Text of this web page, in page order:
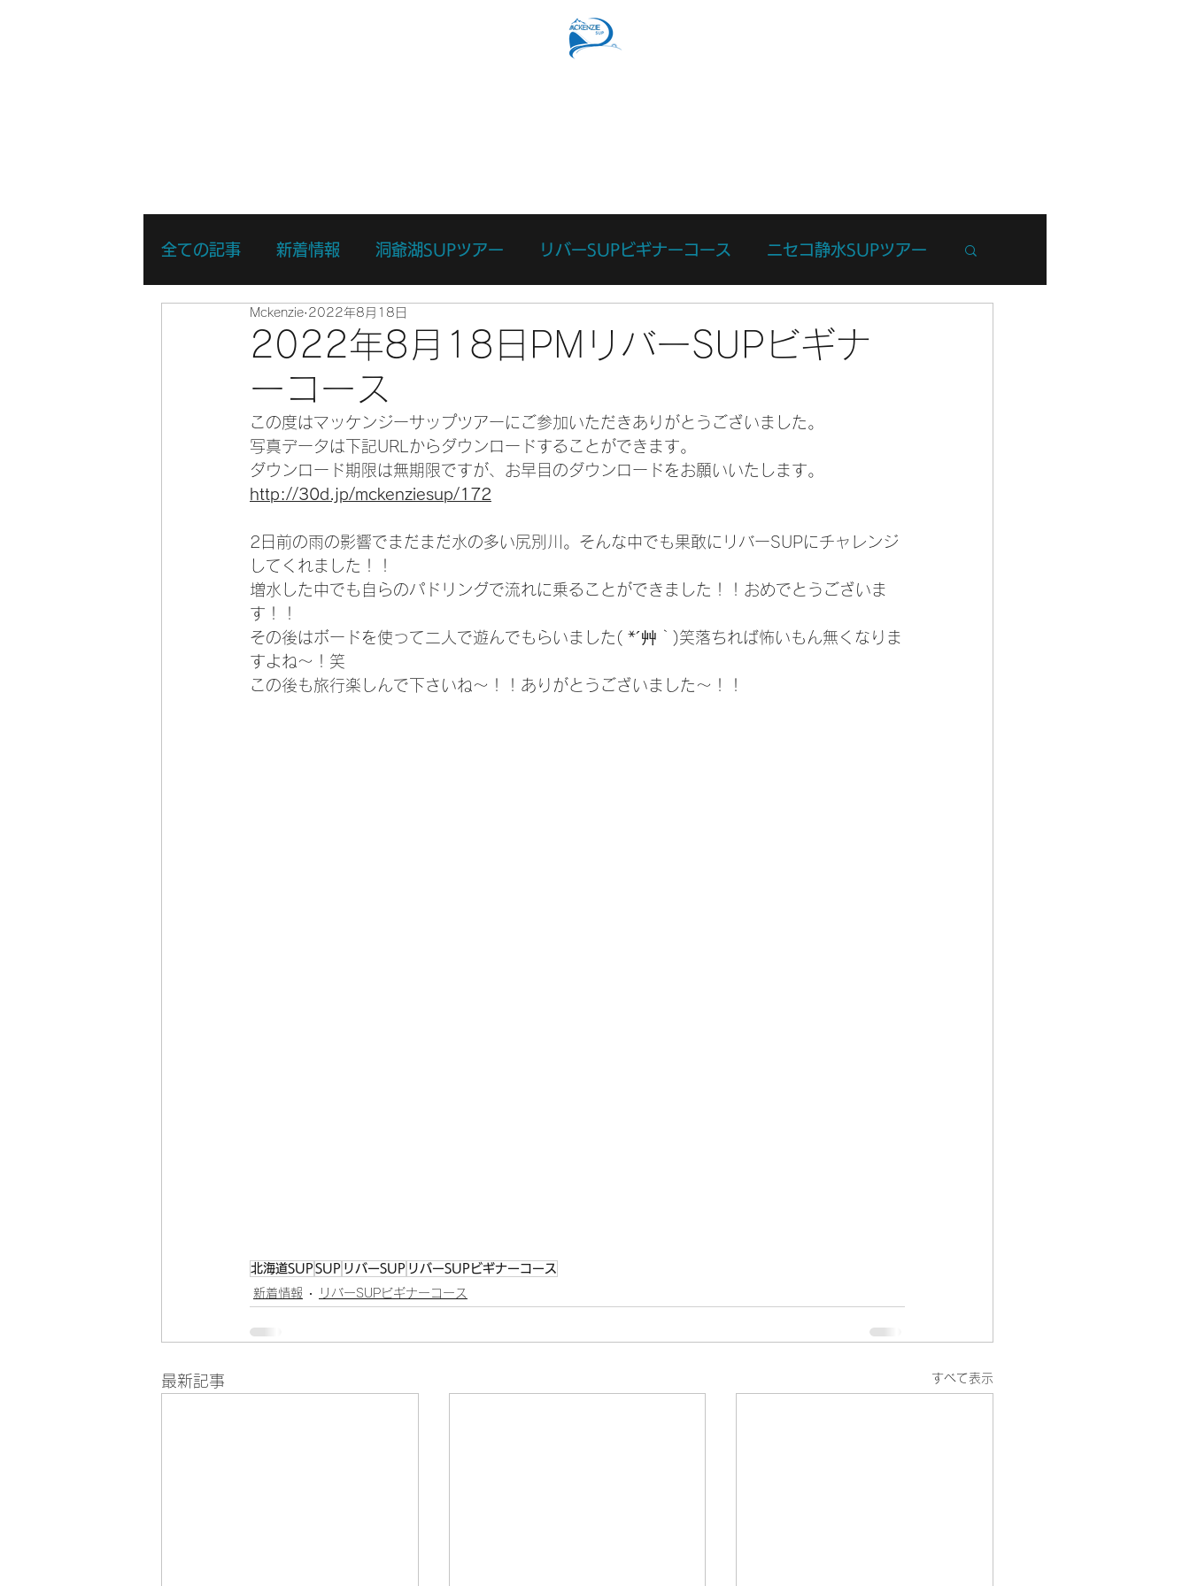
全ての記事 新着情報 洞爺湖SUPツアー リバーSUPビギナーコース ニセコ静水SUPツアー
リバーSUPスキルアップコース
リバーSUPスポットプレイ
2022年8月18日PMリバーSUPビギナ
ーコース
Mckenzie 2022年8月18日
この度はマッケンジーサップツアーにご参加いただきありがとうございました。
写真データは下記URLからダウンロードすることができます。
ダウンロード期限は無期限ですが、お早目のダウンロードをお願いいたします。
http://30d.jp/mckenziesup/172
2日前の雨の影響でまだまだ水の多い尻別川。そんな中でも果敢にリバーSUPにチャレンジ
してくれました！！
増水した中でも自らのパドリングで流れに乗ることができました！！おめでとうございま
す！！
その後はボードを使って二人で遊んでもらいました( *´艸｀)笑落ちれば怖いもん無くなりま
すよね～！笑
この後も旅行楽しんで下さいね～！！ありがとうございました～！！
北海道SUPSUP リバーSUP リバーSUPビギナーコース
新着情報
リバーSUPビギナーコース
最新記事 すべて表示